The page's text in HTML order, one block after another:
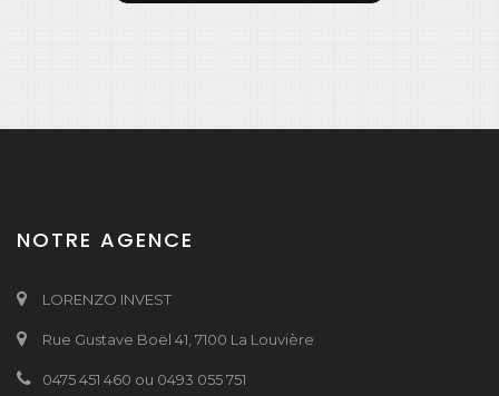
NOTRE AGENCE
LORENZO INVEST
Rue Gustave Boël 41, 7100 La Louvière
0475 451 460 ou 0493 055 751